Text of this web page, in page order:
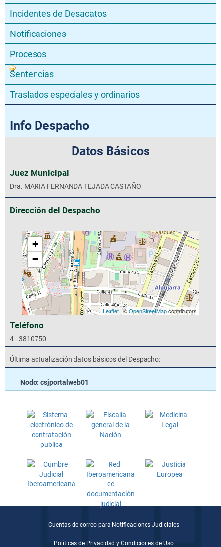
Incidentes de Desacatos
Notificaciones
Procesos
Sentencias
Traslados especiales y ordinarios
Info Despacho
Datos Básicos
Juez Municipal
Dra. MARIA FERNANDA TEJADA CASTAÑO
Dirección del Despacho
-
+
−
Leaflet| ©OpenStreetMapcontributors
Teléfono
4 - 3810750
Última actualización datos básicos del Despacho:
Nodo: csjportalweb01
Cuentas de correo para Notificaciones Judiciales
Politicas de Privacidad y Condiciones de Uso